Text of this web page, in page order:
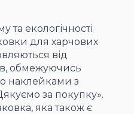
та екологічності
для харчових
від
обмежуючись
наклейками з
за покупку».
яка також є